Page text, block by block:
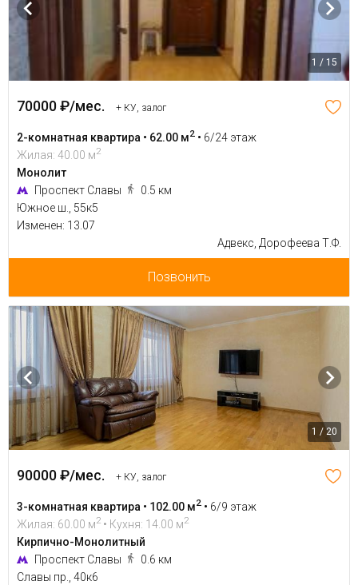
1 / 15
70000 ₽/мес. + КУ, залог
2-комнатная квартира • 62.00 м2 • 6/24 этаж
Жилая: 40.00 м2
Монолит
Проспект Славы
0.5 км
Южное ш., 55к5
Изменен: 13.07
Адвекс, Дорофеева Т.Ф.
Позвонить
1 / 20
90000 ₽/мес. + КУ, залог
3-комнатная квартира • 102.00 м2 • 6/9 этаж
Жилая: 60.00 м2 • Кухня: 14.00 м2
Кирпично-Монолитный
Проспект Славы
0.6 км
Славы пр., 40к6